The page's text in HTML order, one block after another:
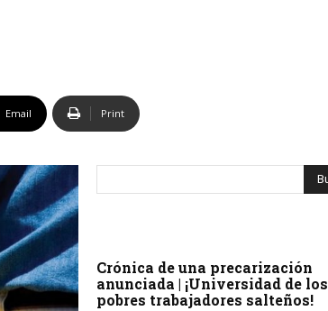
Email Print
Crónica de una precarización
anunciada | ¡Universidad de los
pobres trabajadores salteños!